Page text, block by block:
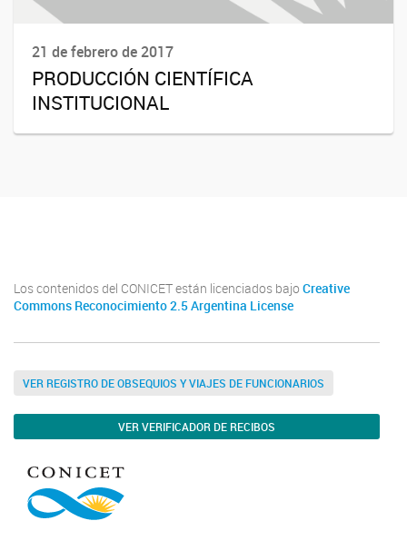
21 de febrero de 2017
PRODUCCIÓN CIENTÍFICA
INSTITUCIONAL
Los contenidos del CONICET están licenciados bajo Creative
Commons Reconocimiento 2.5 Argentina License
VER REGISTRO DE OBSEQUIOS Y VIAJES DE FUNCIONARIOS
VER VERIFICADOR DE RECIBOS